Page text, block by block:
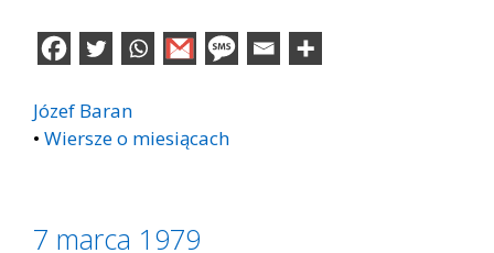
Józef Baran
• Wiersze o miesiącach
7 marca 1979